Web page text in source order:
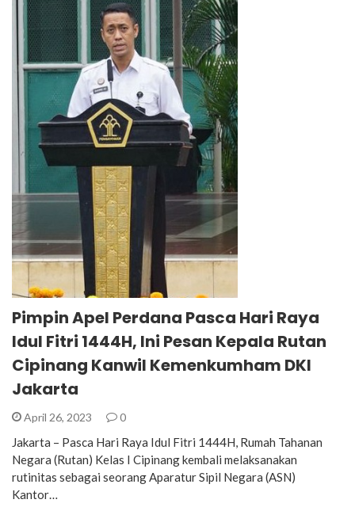
Pimpin Apel Perdana Pasca Hari Raya
Idul Fitri 1444H, Ini Pesan Kepala Rutan
Cipinang Kanwil Kemenkumham DKI
Jakarta
April 26, 2023 0
Jakarta – Pasca Hari Raya Idul Fitri 1444H, Rumah Tahanan
Negara (Rutan) Kelas I Cipinang kembali melaksanakan
rutinitas sebagai seorang Aparatur Sipil Negara (ASN)
Kantor…